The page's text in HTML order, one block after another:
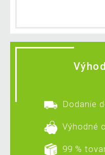
Dodanie
Výhodné
99 %